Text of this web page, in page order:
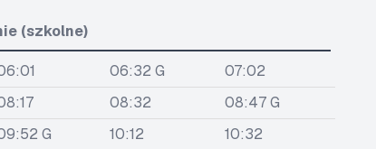
(szkolne)
06:32 G
07:02
08:32
08:47 G
G 10:12
10:32